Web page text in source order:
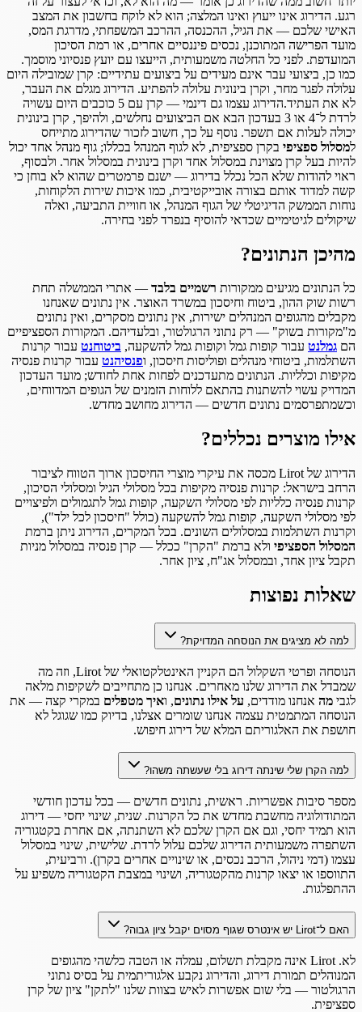
רגע. הדירוג אינו ייעוץ ואינו המלצה; הוא לא לוקח בחשבון את המצב
האישי שלכם — את הגיל, ההכנסה, ההרכב המשפחתי, מדרגת המס,
מועד הפרישה המתוכנן, נכסים פיננסיים אחרים, או רמת הסיכון
המועדפת. לפני כל החלטה משמעותית, הייעצו עם יועץ פנסיוני מוסמך.
כמו כן, ביצועי עבר אינם מעידים על ביצועים עתידיים: קרן שמובילה היום
עלולה לפגר מחר, וקרן בינונית עלולה להפתיע. הדירוג מגלם את העבר,
לא את העתיד.הדירוג עצמו גם דינמי — קרן עם 5 כוכבים היום עשויה
לרדת ל־4 או 3 בעדכון הבא אם הביצועים נחלשים, ולהיפך, קרן בינונית
יכולה לעלות אם תשפר. נוסף על כך, חשוב לזכור שהדירוג מתייחס
למסלול ספציפי בקרן ספציפית, לא לגוף המנהל בכללו; גוף מנהל אחד יכול
להיות בעל קרן מצוינת במסלול אחד וקרן בינונית במסלול אחר. ולבסוף,
ראוי להודות שלא הכל נכלל בדירוג — ישנם פרמטרים שהוא לא בוחן כי
קשה למדוד אותם בצורה אובייקטיבית, כמו איכות שירות הלקוחות,
נוחות הממשק הדיגיטלי של הגוף המנהל, או חוויית התביעה, ואלה
שיקולים לגיטימיים שכדאי להוסיף בנפרד לפני בחירה.
מהיכן הנתונים?
כל הנתונים מגיעים ממקורות רשמיים בלבד — אתרי הממשלה תחת
רשות שוק ההון, ביטוח וחיסכון במשרד האוצר. אין נתונים שאנחנו
מקבלים מהגופים המנהלים ישירות, אין נתונים מסקרים, ואין נתונים
מ"מקורות בשוק" — רק נתוני הרגולטור, ובלעדיהם. המקורות הספציפיים
הם גמלנט עבור קופות גמל וקופות גמל להשקעה, ביטוחנט עבור קרנות
השתלמות, ביטוחי מנהלים ופוליסות חיסכון, ופנסיהנט עבור קרנות פנסיה
מקיפות וכלליות. הנתונים מתעדכנים לפחות אחת לחודש; מועד העדכון
המדויק עשוי להשתנות בהתאם ללוחות הזמנים של הגופים המדווחים,
וכשמתפרסמים נתונים חדשים — הדירוג מחושב מחדש.
אילו מוצרים נכללים?
הדירוג של Lirot מכסה את עיקרי מוצרי החיסכון ארוך הטווח לציבור
הרחב בישראל: קרנות פנסיה מקיפות בכל מסלולי הגיל ומסלולי הסיכון,
קרנות פנסיה כלליות לפי מסלולי השקעה, קופות גמל לתגמולים ולפיצויים
לפי מסלולי השקעה, קופות גמל להשקעה (כולל "חיסכון לכל ילד"),
וקרנות השתלמות במסלולים השונים. בכל המקרים, הדירוג ניתן ברמת
המסלול הספציפי ולא ברמת "הקרן" ככלל — קרן פנסיה במסלול מניות
תקבל ציון אחד, ובמסלול אג"ח, ציון אחר.
שאלות נפוצות
למה לא מציגים את הנוסחה המדויקת?
הנוסחה ופרטי השקלול הם הקניין האינטלקטואלי של Lirot, וזה מה
שמבדל את הדירוג שלנו מאחרים. אנחנו כן מתחייבים לשקיפות מלאה
לגבי מה אנחנו מודדים, על אילו נתונים, ואיך מטפלים במקרי קצה — את
הנוסחה המתמטית עצמה אנחנו שומרים אצלנו, בדיוק כמו שגוגל לא
חושפת את האלגוריתם המלא של דירוג חיפוש.
למה הקרן שלי שינתה דירוג בלי שעשתה משהו?
מספר סיבות אפשריות. ראשית, נתונים חדשים — בכל עדכון חודשי
המתודולוגיה מחשבת מחדש את כל הקרנות. שנית, שינוי יחסי — דירוג
הוא תמיד יחסי, וגם אם הקרן שלכם לא השתנתה, אם אחרת בקטגוריה
השתפרה משמעותית הדירוג שלכם עלול לרדת. שלישית, שינוי במסלול
עצמו (דמי ניהול, הרכב נכסים, או שינויים אחרים בקרן). ורביעית,
התווספו או יצאו קרנות מהקטגוריה, ושינוי במצבת הקטגוריה משפיע על
ההתפלגות.
האם ל־Lirot יש אינטרס שגוף מסוים יקבל ציון גבוה?
לא. Lirot אינה מקבלת תשלום, עמלה או הטבה כלשהי מהגופים
המנוהלים תמורת דירוג, והדירוג נקבע אלגוריתמית על בסיס נתוני
הרגולטור — בלי שום אפשרות לאיש בצוות שלנו "לתקן" ציון של קרן
ספציפית.